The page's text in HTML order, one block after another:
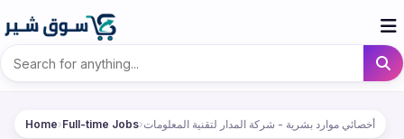
Home›Full-time Jobs›أخصائي موارد بشرية - شركة المدار لتقنية المعلومات